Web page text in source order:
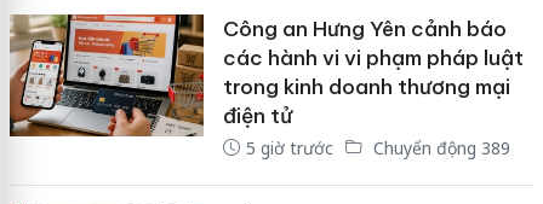
Công an Hưng Yên cảnh báo
các hành vi vi phạm pháp luật
trong kinh doanh thương mại
điện tử
5 giờ trước Chuyển động 389